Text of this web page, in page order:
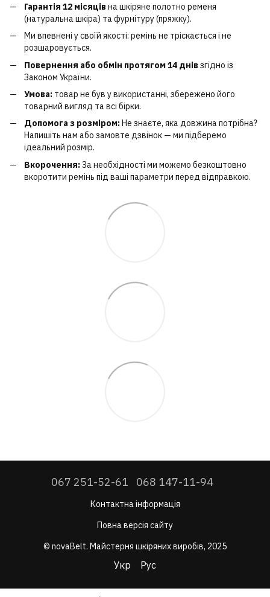
Гарантія 12 місяцівна шкіряне полотно ременя
(натуральна шкіра) та фурнітуру (пряжку).
Ми впевнені у своїй якості: ремінь не тріскається і не
розшаровується.
Повернення або обмін протягом 14 днівзгідно із
Законом України.
Умова: товар не був у використанні, збережено його
товарний вигляд та всі бірки.
Допомога з розміром: Не знаєте, яка довжина потрібна?
Напишіть нам або замовте дзвінок — ми підберемо
ідеальний розмір.
Вкорочення:За необхідності ми можемо безкоштовно
вкоротити ремінь під ваші параметри перед відправкою.
067 251-52-61 068 147-11-94
Контактна інформація
Повна версія сайту
© novaBelt. Майстерня шкіряних виробів, 2025
Укр Рус